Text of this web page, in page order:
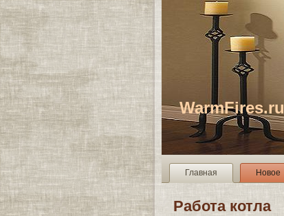
WarmFires.ru
Главная Новое
Работа котла